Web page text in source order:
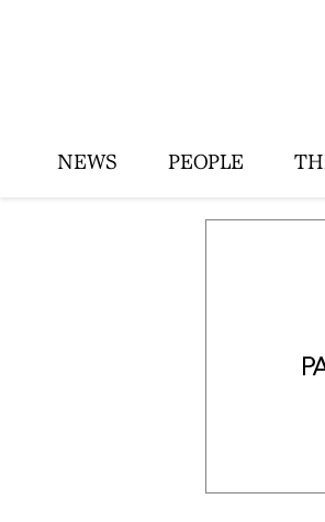
NEWS PEOPLE